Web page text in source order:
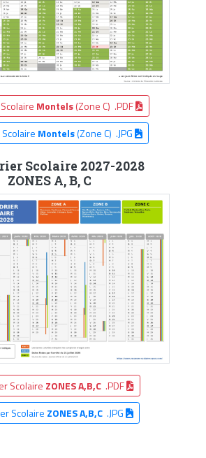
Montels(Zone C) .PDF
Montels(Zone C) .JPG
Scolaire 2027-2028
ZONES A, B, C
Scolaire ZONES A,B,C .PDF
Scolaire ZONES A,B,C.JPG